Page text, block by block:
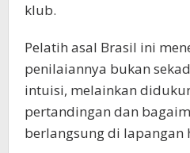
klub.
Pelatih asal Brasil ini
penilaiannya bukan
intuisi, melainkan
pertandingan dan
berlangsung di lapangan